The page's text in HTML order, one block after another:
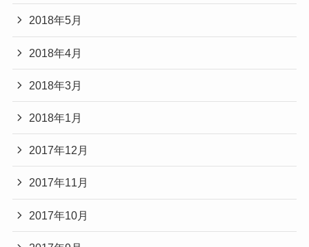
2018年5月
2018年4月
2018年3月
2018年1月
2017年12月
2017年11月
2017年10月